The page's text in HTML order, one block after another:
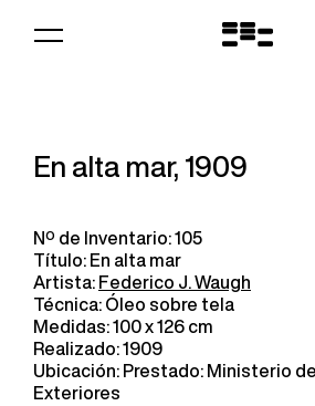
Logo
En alta mar, 1909
Nº de Inventario: 105
Título: En alta mar
Artista: Federico J. Waugh
Técnica: Óleo sobre tela
Medidas: 100 x 126 cm
Realizado: 1909
Ubicación: Prestado: Ministerio
Exteriores